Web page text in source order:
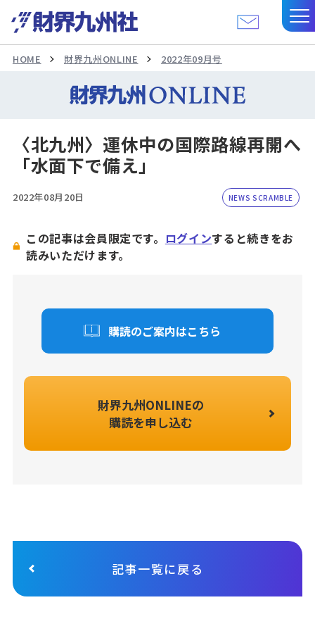
HOME 財界九州ONLINE 2022年09月号
〈北九州〉運休中の国際路線再開へ
「水面下で備え」
2022年08月20日 NEWS SCRAMBLE
この記事は会員限定です。 ログインすると続きをお
読みいただけます。
購読のご案内はこちら
財界九州ONLINEの
購読を申し込む
記事一覧に戻る